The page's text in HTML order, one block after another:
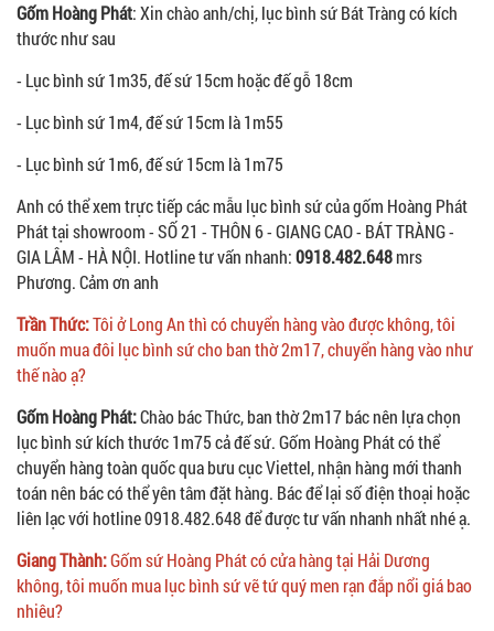
Gốm Hoàng Phát: Xin chào anh/chị, lục bình sứ Bát Tràng có kích
thước như sau
- Lục bình sứ 1m35, đế sứ 15cm hoặc đế gỗ 18cm
- Lục bình sứ 1m4, đế sứ 15cm là 1m55
- Lục bình sứ 1m6, đế sứ 15cm là 1m75
Anh có thể xem trực tiếp các mẫu lục bình sứ của gốm Hoàng Phát
Phát tại showroom - SỐ 21 - THÔN 6 - GIANG CAO - BÁT TRÀNG -
GIA LÂM - HÀ NỘI. Hotline tư vấn nhanh:0918.482.648mrs
Phương. Cảm ơn anh
Trần Thức:Tôi ở Long An thì có chuyển hàng vào được không, tôi
muốn mua đôi lục bình sứ cho ban thờ 2m17, chuyển hàng vào như
thế nào ạ?
Gốm Hoàng Phát:Chào bác Thức, ban thờ 2m17 bác nên lựa chọn
lục bình sứ kích thước 1m75 cả đế sứ. Gốm Hoàng Phát có thể
chuyển hàng toàn quốc qua bưu cục Viettel, nhận hàng mới thanh
toán nên bác có thể yên tâm đặt hàng. Bác để lại số điện thoại hoặc
liên lạc với hotline 0918.482.648 để được tư vấn nhanh nhất nhé ạ.
Giang Thành:Gốm sứ Hoàng Phát có cửa hàng tại Hải Dương
không, tôi muốn mua lục bình sứ vẽ tứ quý men rạn đắp nổi giá bao
nhiêu?